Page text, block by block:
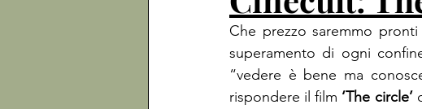
Che prezzo saremmo
superamento di ogni
“vedere è bene ma
rispondere il film ‘The circle’